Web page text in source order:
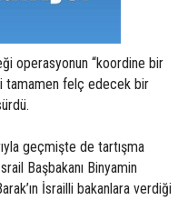
operasyonun “koordine bir
tamamen felç edecek bir
geçmişte de tartışma
Başbakanı Binyamin
İsrailli bakanlara verdiği